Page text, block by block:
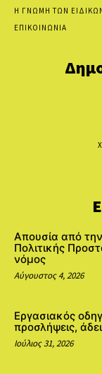
Η ΓΝΩΜΗ ΤΩΝ
ΕΠΙΚΟΙΝΩΝΙΑ
Απουσία από
Πολιτικής
νόμος
Αύγουστος 4, 2026
Εργασιακός
προσλήψεις,
Ιούλιος 31, 2026